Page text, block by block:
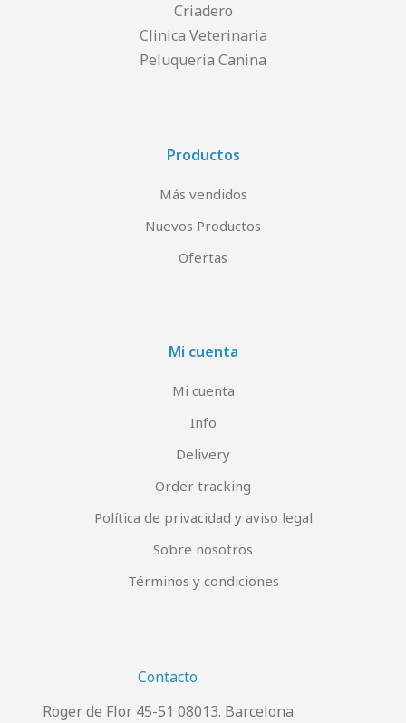
Criadero
Clinica Veterinaria
Peluqueria Canina
Productos
Más vendidos
Nuevos Productos
Ofertas
Mi cuenta
Mi cuenta
Info
Delivery
Order tracking
Política de privacidad y aviso legal
Sobre nosotros
Términos y condiciones
Contacto
Roger de Flor 45-51 08013. Barcelona